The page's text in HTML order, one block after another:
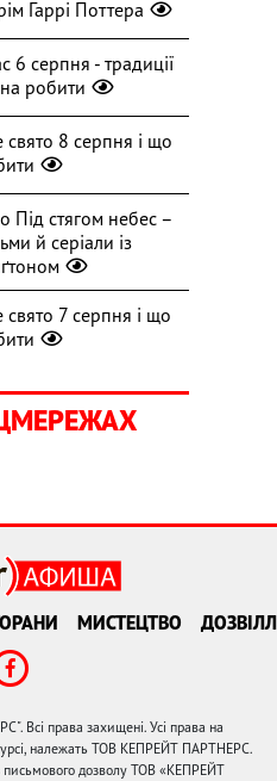
Гаррі Поттера
6 серпня - традиції
робити
8 серпня і що
Під стягом небес –
й серіали із
7 серпня і що
МИСТЕЦТВО
права захищені. Усі права на
належать ТОВ КЕПРЕЙТ ПАРТНЕРС.
письмового дозволу ТОВ «КЕПРЕЙТ